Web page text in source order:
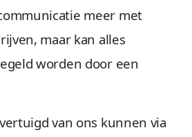
meer met
maar kan alles
worden door een
van ons kunnen via